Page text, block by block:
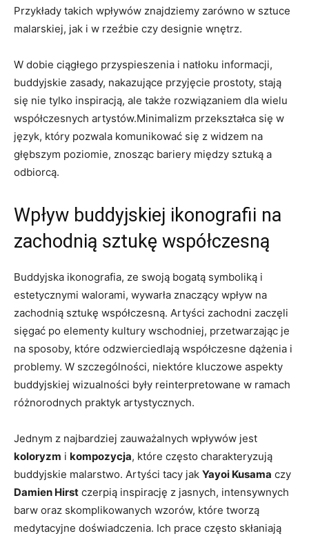
Przykłady takich wpływów znajdziemy zarówno w sztuce
malarskiej, jak i w rzeźbie czy designie wnętrz.
W dobie ciągłego przyspieszenia i natłoku informacji,
buddyjskie zasady, nakazujące przyjęcie prostoty, stają
się nie tylko inspiracją, ale także rozwiązaniem dla wielu
współczesnych artystów.Minimalizm przekształca się w
język, który pozwala komunikować się z widzem na
głębszym poziomie, znosząc bariery między sztuką a
odbiorcą.
Wpływ buddyjskiej ikonografii na
zachodnią sztukę współczesną
Buddyjska ikonografia, ze swoją bogatą symboliką i
estetycznymi walorami, wywarła znaczący wpływ na
zachodnią sztukę współczesną. Artyści zachodni zaczęli
sięgać po elementy kultury wschodniej, przetwarzając je
na sposoby, które odzwierciedlają współczesne dążenia i
problemy. W szczególności, niektóre kluczowe aspekty
buddyjskiej wizualności były reinterpretowane w ramach
różnorodnych praktyk artystycznych.
Jednym z najbardziej zauważalnych wpływów jest
koloryzm i kompozycja, które często charakteryzują
buddyjskie malarstwo. Artyści tacy jak Yayoi Kusama czy
Damien Hirst czerpią inspirację z jasnych, intensywnych
barw oraz skomplikowanych wzorów, które tworzą
medytacyjne doświadczenia. Ich prace często skłaniają